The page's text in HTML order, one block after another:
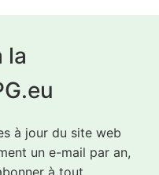
la
à jour du site web
un e-mail par an,
à tout